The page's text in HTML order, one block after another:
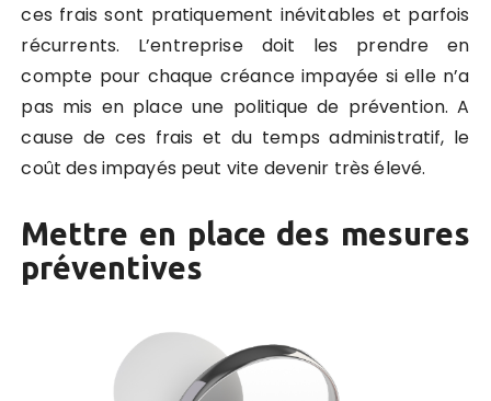
ces frais sont pratiquement inévitables et parfois
récurrents. L’entreprise doit les prendre en
compte pour chaque créance impayée si elle n’a
pas mis en place une politique de prévention. A
cause de ces frais et du temps administratif, le
coût des impayés peut vite devenir très élevé.
Mettre en place des mesures
préventives